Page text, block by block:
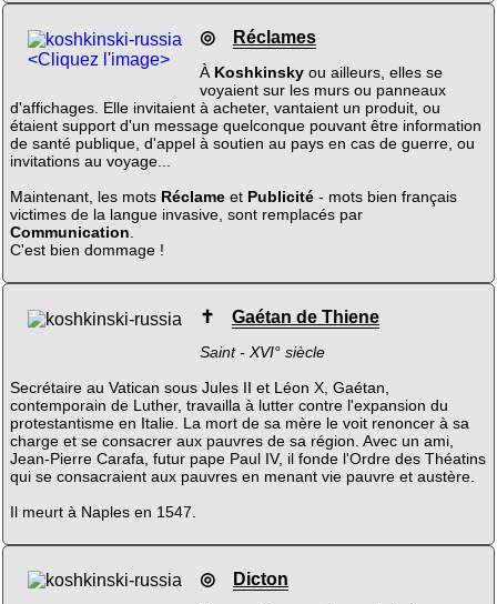
<Cliquez l'image>
◎ Réclames
À Koshkinskyou ailleurs, elles se
voyaient sur les murs ou panneaux
d'affichages. Elle invitaient à acheter, vantaient un produit, ou
étaient support d'un message quelconque pouvant être information
de santé publique, d'appel à soutien au pays en cas de guerre, ou
invitations au voyage...
Maintenant, les mots Réclameet Publicité- mots bien français
victimes de la langue invasive, sont remplacés par
Communication.
C'est bien dommage !
✝ Gaétan de Thiene
Saint - XVI° siècle
Secrétaire au Vatican sous Jules II et Léon X, Gaétan,
contemporain de Luther, travailla à lutter contre l'expansion du
protestantisme en Italie. La mort de sa mère le voit renoncer à sa
charge et se consacrer aux pauvres de sa région. Avec un ami,
Jean-Pierre Carafa, futur pape Paul IV, il fonde l'Ordre des Théatins
qui se consacraient aux pauvres en menant vie pauvre et austère.
Il meurt à Naples en 1547.
◎ Dicton